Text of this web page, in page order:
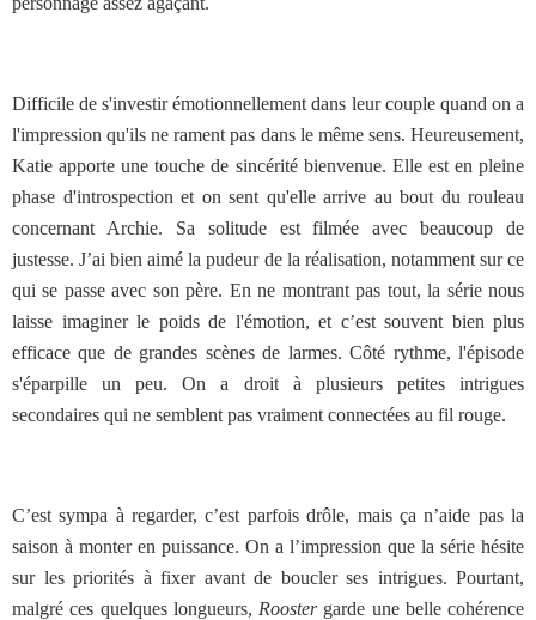
Difficile de s'investir émotionnellement dans leur couple quand on a
l'impression qu'ils ne rament pas dans le même sens. Heureusement,
Katie apporte une touche de sincérité bienvenue. Elle est en pleine
phase d'introspection et on sent qu'elle arrive au bout du rouleau
concernant Archie. Sa solitude est filmée avec beaucoup de
justesse. J’ai bien aimé la pudeur de la réalisation, notamment sur ce
qui se passe avec son père. En ne montrant pas tout, la série nous
laisse imaginer le poids de l'émotion, et c’est souvent bien plus
efficace que de grandes scènes de larmes. Côté rythme, l'épisode
s'éparpille un peu. On a droit à plusieurs petites intrigues
secondaires qui ne semblent pas vraiment connectées au fil rouge.
C’est sympa à regarder, c’est parfois drôle, mais ça n’aide pas la
saison à monter en puissance. On a l’impression que la série hésite
sur les priorités à fixer avant de boucler ses intrigues. Pourtant,
malgré ces quelques longueurs, Roostergarde une belle cohérence